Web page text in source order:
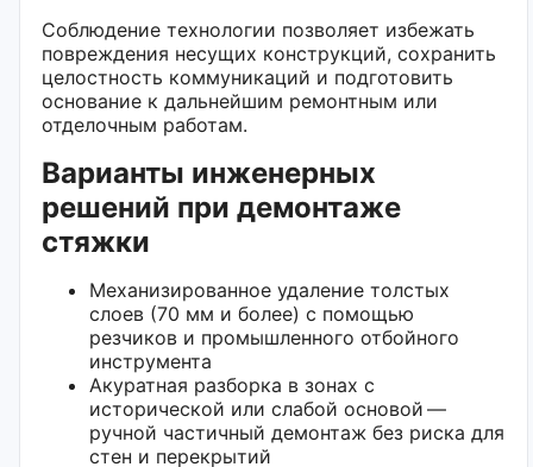
Соблюдение технологии позволяет избежать
повреждения несущих конструкций, сохранить
целостность коммуникаций и подготовить
основание к дальнейшим ремонтным или
отделочным работам.
Варианты инженерных
решений при демонтаже
стяжки
Механизированное удаление толстых
слоев (70 мм и более) с помощью
резчиков и промышленного отбойного
инструмента
Акуратная разборка в зонах с
исторической или слабой основой —
ручной частичный демонтаж без риска для
стен и перекрытий